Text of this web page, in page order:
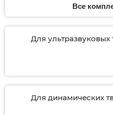
Все
Для
Для динамических